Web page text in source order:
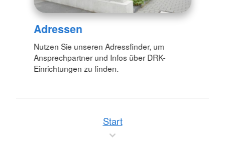
Adressen
Nutzen Sie unseren Adressfinder, um
Ansprechpartner und Infos über DRK-
Einrichtungen zu finden.
Start